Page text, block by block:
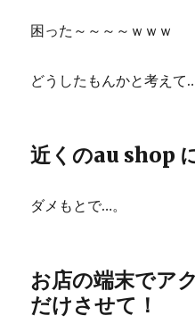
困った～～～～ｗｗｗ
どうしたもんかと考えて…
近くのau shop に
ダメもとで…。
お店の端末でア
だけさせて！